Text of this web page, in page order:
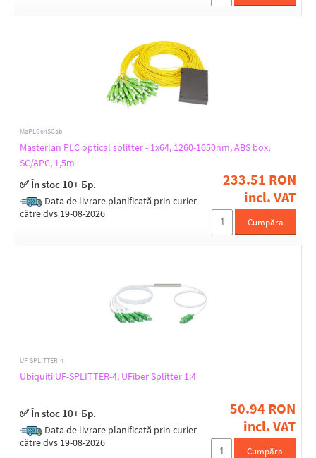
4
Polishing type
APC
UPC
119
120
MaPLC64SCab
Masterlan PLC optical splitter - 1x64, 1260-1650nm, ABS box,
SC/APC, 1,5m
✅ În stoc 10+ Бр.
Data de livrare planificată prin curier
către dvs 19-08-2026
233.51 RON
incl. VAT
Cumpăra
UF-SPLITTER-4
Ubiquiti UF-SPLITTER-4, UFiber Splitter 1:4
✅ În stoc 10+ Бр.
Data de livrare planificată prin curier
către dvs 19-08-2026
50.94 RON
incl. VAT
Cumpăra